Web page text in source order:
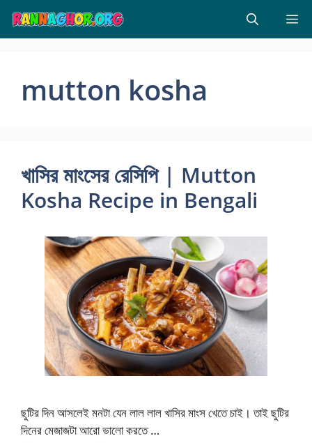
Skip
content
mutton kosha
খাসির মাংসের রেসিপি | Mutton
Kosha Recipe in Bengali
ছুটির দিন আসলেই মনটা যেন লাল লাল খাসির মাংস খেতে চাই। তাই ছুটির
দিনের মেজাজটা আরো ভালো করতে …